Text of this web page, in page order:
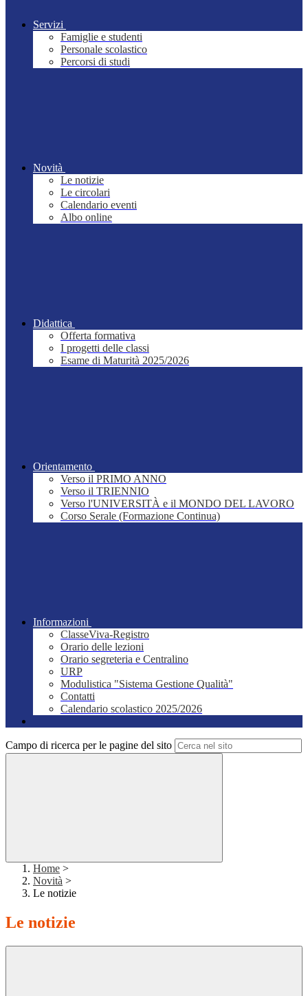
Servizi
Famiglie e studenti
Personale scolastico
Percorsi di studi
Novità
Le notizie
Le circolari
Calendario eventi
Albo online
Didattica
Offerta formativa
I progetti delle classi
Esame di Maturità 2025/2026
Orientamento
Verso il PRIMO ANNO
Verso il TRIENNIO
Verso l'UNIVERSITÀ e il MONDO DEL LAVORO
Corso Serale (Formazione Continua)
Informazioni
ClasseViva-Registro
Orario delle lezioni
Orario segreteria e Centralino
URP
Modulistica "Sistema Gestione Qualità"
Contatti
Calendario scolastico 2025/2026
Campo di ricerca per le pagine del sito
Home >
Novità >
Le notizie
Le notizie